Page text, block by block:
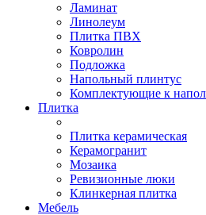
Ламинат
Линолеум
Плитка ПВХ
Ковролин
Подложка
Напольный плинтус
Комплектующие к
Плитка
Плитка керамическая
Керамогранит
Мозаика
Ревизионные люки
Клинкерная плитка
Мебель